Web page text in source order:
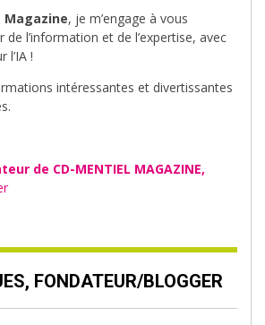
Magazine, je m’engage à vous
l’information et de l’expertise, avec
l’IA !
intéressantes et divertissantes
de CD-MENTIEL MAGAZINE,
FONDATEUR/BLOGGER